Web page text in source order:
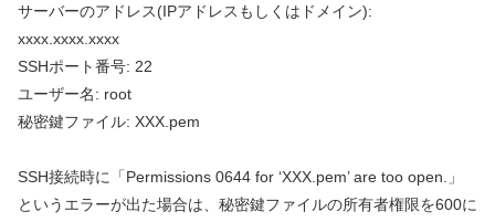
サーバーのアドレス(IPアドレスもしくはドメイン):
xxxx.xxxx.xxxx
SSHポート番号: 22
ユーザー名: root
秘密鍵ファイル: XXX.pem
SSH接続時に「Permissions 0644 for ‘XXX.pem’ are too open.」
というエラーが出た場合は、秘密鍵ファイルの所有者権限を600に